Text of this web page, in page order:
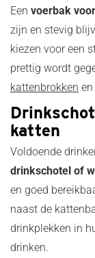
Een voerbak
zijn en stevig
kiezen voor een
prettig wordt
kattenbrokken en
katten
Voldoende
drinkschotel of
en goed
naast de
drinkplekken in
drinken.